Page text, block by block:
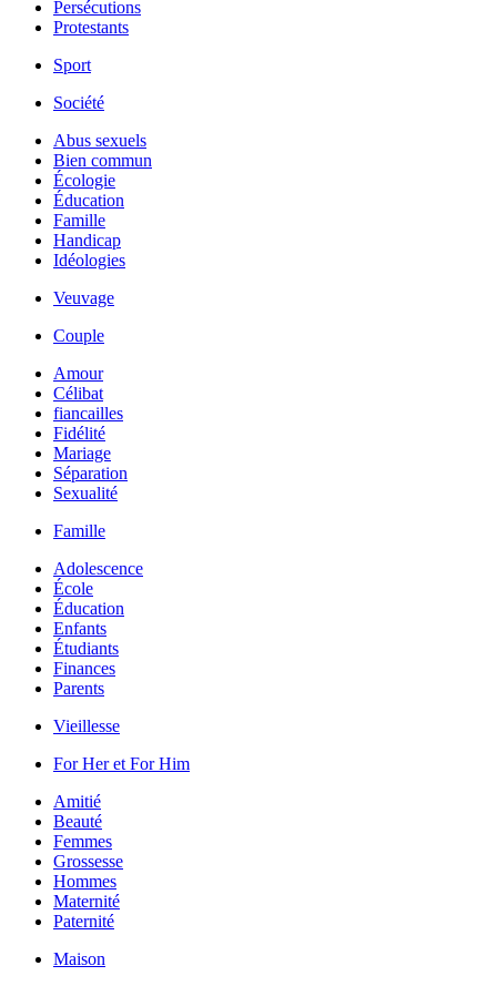
Persécutions
Protestants
Sport
Société
Abus sexuels
Bien commun
Écologie
Éducation
Famille
Handicap
Idéologies
Veuvage
Couple
Amour
Célibat
fiancailles
Fidélité
Mariage
Séparation
Sexualité
Famille
Adolescence
École
Éducation
Enfants
Étudiants
Finances
Parents
Vieillesse
For Her et For Him
Amitié
Beauté
Femmes
Grossesse
Hommes
Maternité
Paternité
Maison